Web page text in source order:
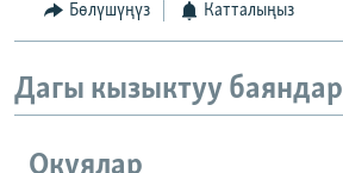
Бөлүшүңүз Катталыңыз
Дагы кызыктуу баяндар